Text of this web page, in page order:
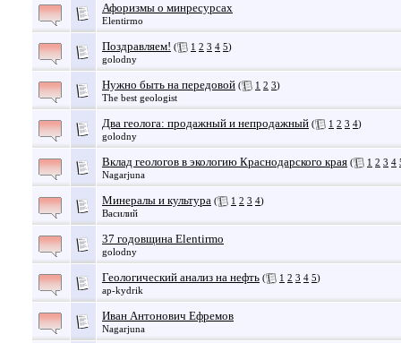
Афоризмы о минресурсах
Elentirmo
Поздравляем! ( 1 2 3 4 5)
golodny
Нужно быть на передовой ( 1 2 3)
The best geologist
Два геолога: продажный и непродажный ( 1 2 3 4)
golodny
Вклад геологов в экологию Краснодарского края ( 1 2 3 4
Nagarjuna
Минералы и культура ( 1 2 3 4)
Василий
37 годовщина Elentirmo
golodny
Геологический анализ на нефть ( 1 2 3 4 5)
ap-kydrik
Иван Антонович Ефремов
Nagarjuna